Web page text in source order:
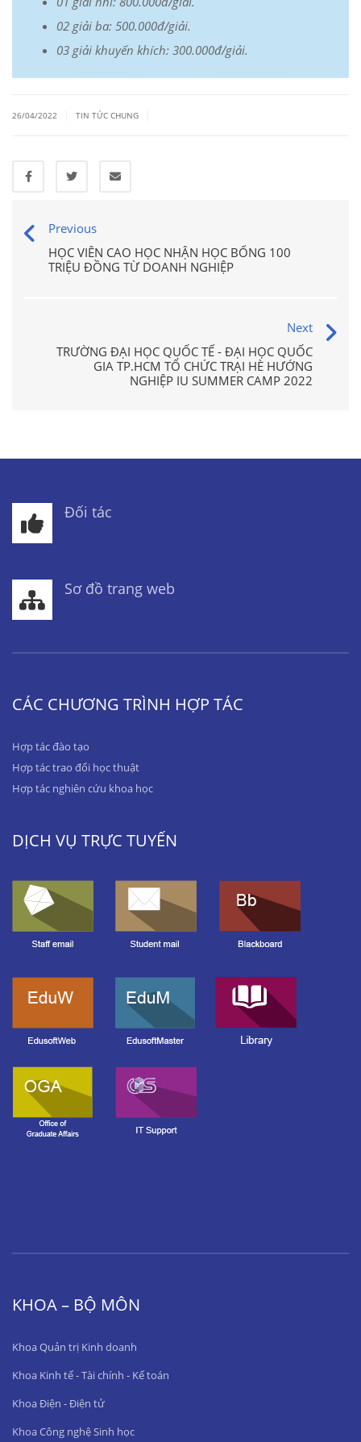
02 giải ba: 500.000đ/giải.
03 giải khuyến khích: 300.000đ/giải.
26/04/2022 TIN TỨC CHUNG
Previous
HỌC VIÊN CAO HỌC NHẬN HỌC BỔNG 100
TRIỆU ĐỒNG TỪ DOANH NGHIỆP
Next
TRƯỜNG ĐẠI HỌC QUỐC TẾ - ĐẠI HỌC QUỐC
GIA TP.HCM TỔ CHỨC TRẠI HÈ HƯỚNG
NGHIỆP IU SUMMER CAMP 2022
Đối tác
Sơ đồ trang web
CÁC CHƯƠNG TRÌNH HỢP TÁC
Hợp tác đào tạo
Hợp tác trao đổi học thuật
Hợp tác nghiên cứu khoa học
DỊCH VỤ TRỰC TUYẾN
KHOA – BỘ MÔN
Khoa Quản trị Kinh doanh
Khoa Kinh tế - Tài chính - Kế toán
Khoa Điện - Điện tử
Khoa Công nghệ Sinh học